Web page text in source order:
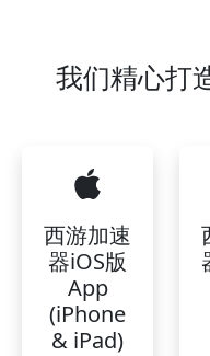
我们精心打
西游加速
器iOS版
App
(iPhone
& iPad)